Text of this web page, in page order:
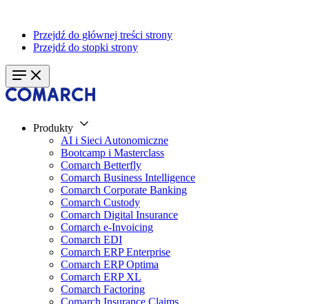
Przejdź do głównej treści strony
Przejdź do stopki strony
Produkty
AI i Sieci Autonomiczne
Bootcamp i Masterclass
Comarch Betterfly
Comarch Business Intelligence
Comarch Corporate Banking
Comarch Custody
Comarch Digital Insurance
Comarch e-Invoicing
Comarch EDI
Comarch ERP Enterprise
Comarch ERP Optima
Comarch ERP XL
Comarch Factoring
Comarch Insurance Claims